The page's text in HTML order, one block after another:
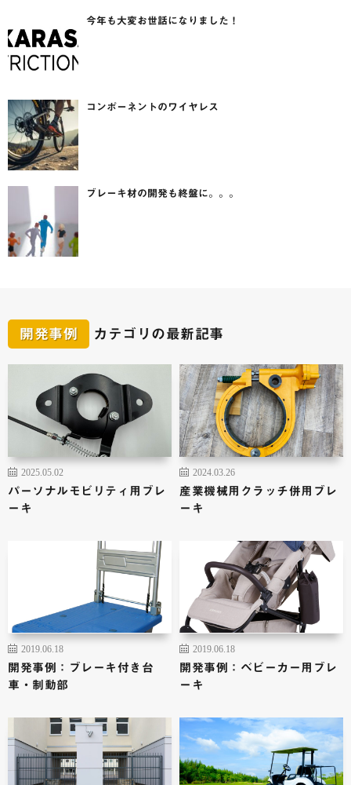
今年も大変お世話になりました！
コンポーネントのワイヤレス
ブレーキ材の開発も終盤に。。。
開発事例 カテゴリの最新記事
2025.05.02
パーソナルモビリティ用ブレ
ーキ
2024.03.26
産業機械用クラッチ併用ブレ
ーキ
2019.06.18
開発事例：ブレーキ付き台
車・制動部
2019.06.18
開発事例：ベビーカー用ブレ
ーキ